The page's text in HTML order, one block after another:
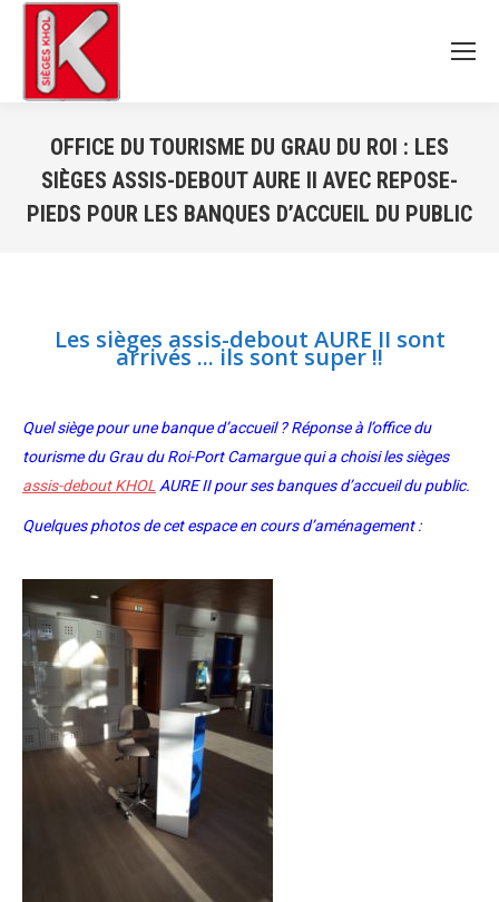
OFFICE DU TOURISME DU GRAU DU ROI : LES
SIÈGES ASSIS-DEBOUT AURE II AVEC REPOSE-
PIEDS POUR LES BANQUES D’ACCUEIL DU PUBLIC
Les sièges assis-debout AURE II sont
arrivés ... ils sont super !!
Quel siège pour une banque d’accueil ? Réponse à l’office du
tourisme du Grau du Roi-Port Camargue qui a choisi les sièges
assis-debout KHOL AURE II pour ses banques d’accueil du public.
Quelques photos de cet espace en cours d’aménagement :